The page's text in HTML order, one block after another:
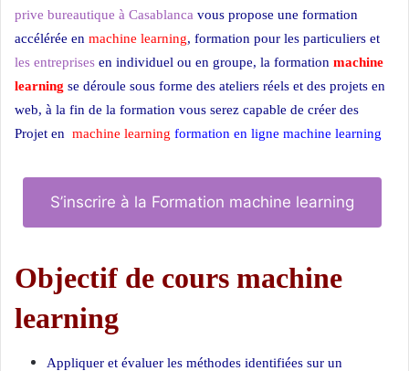
prive bureautique à Casablanca vous propose une formation
accélérée en machine learning, formation pour les particuliers et
les entreprises en individuel ou en groupe, la formation machine
learning se déroule sous forme des ateliers réels et des projets en
web, à la fin de la formation vous serez capable de créer des
Projet en machine learning formation en ligne machine learning
S’inscrire à la Formation machine learning
Objectif de cours machine
learning
Appliquer et évaluer les méthodes identifiées sur un